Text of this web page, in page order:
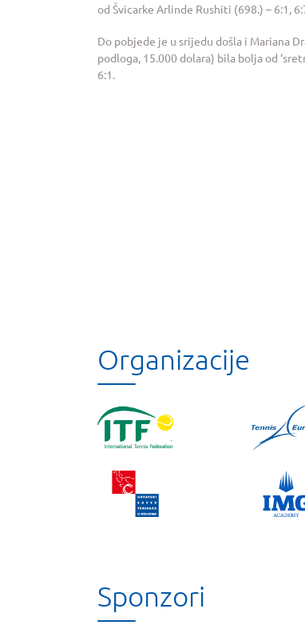
od Švicarke Arlinde Rushiti (698.) – 6:1,
Do pobjede je u srijedu došla i Mariana
podloga, 15.000 dolara) bila bolja od
6:1.
Organizacije
Sponzori